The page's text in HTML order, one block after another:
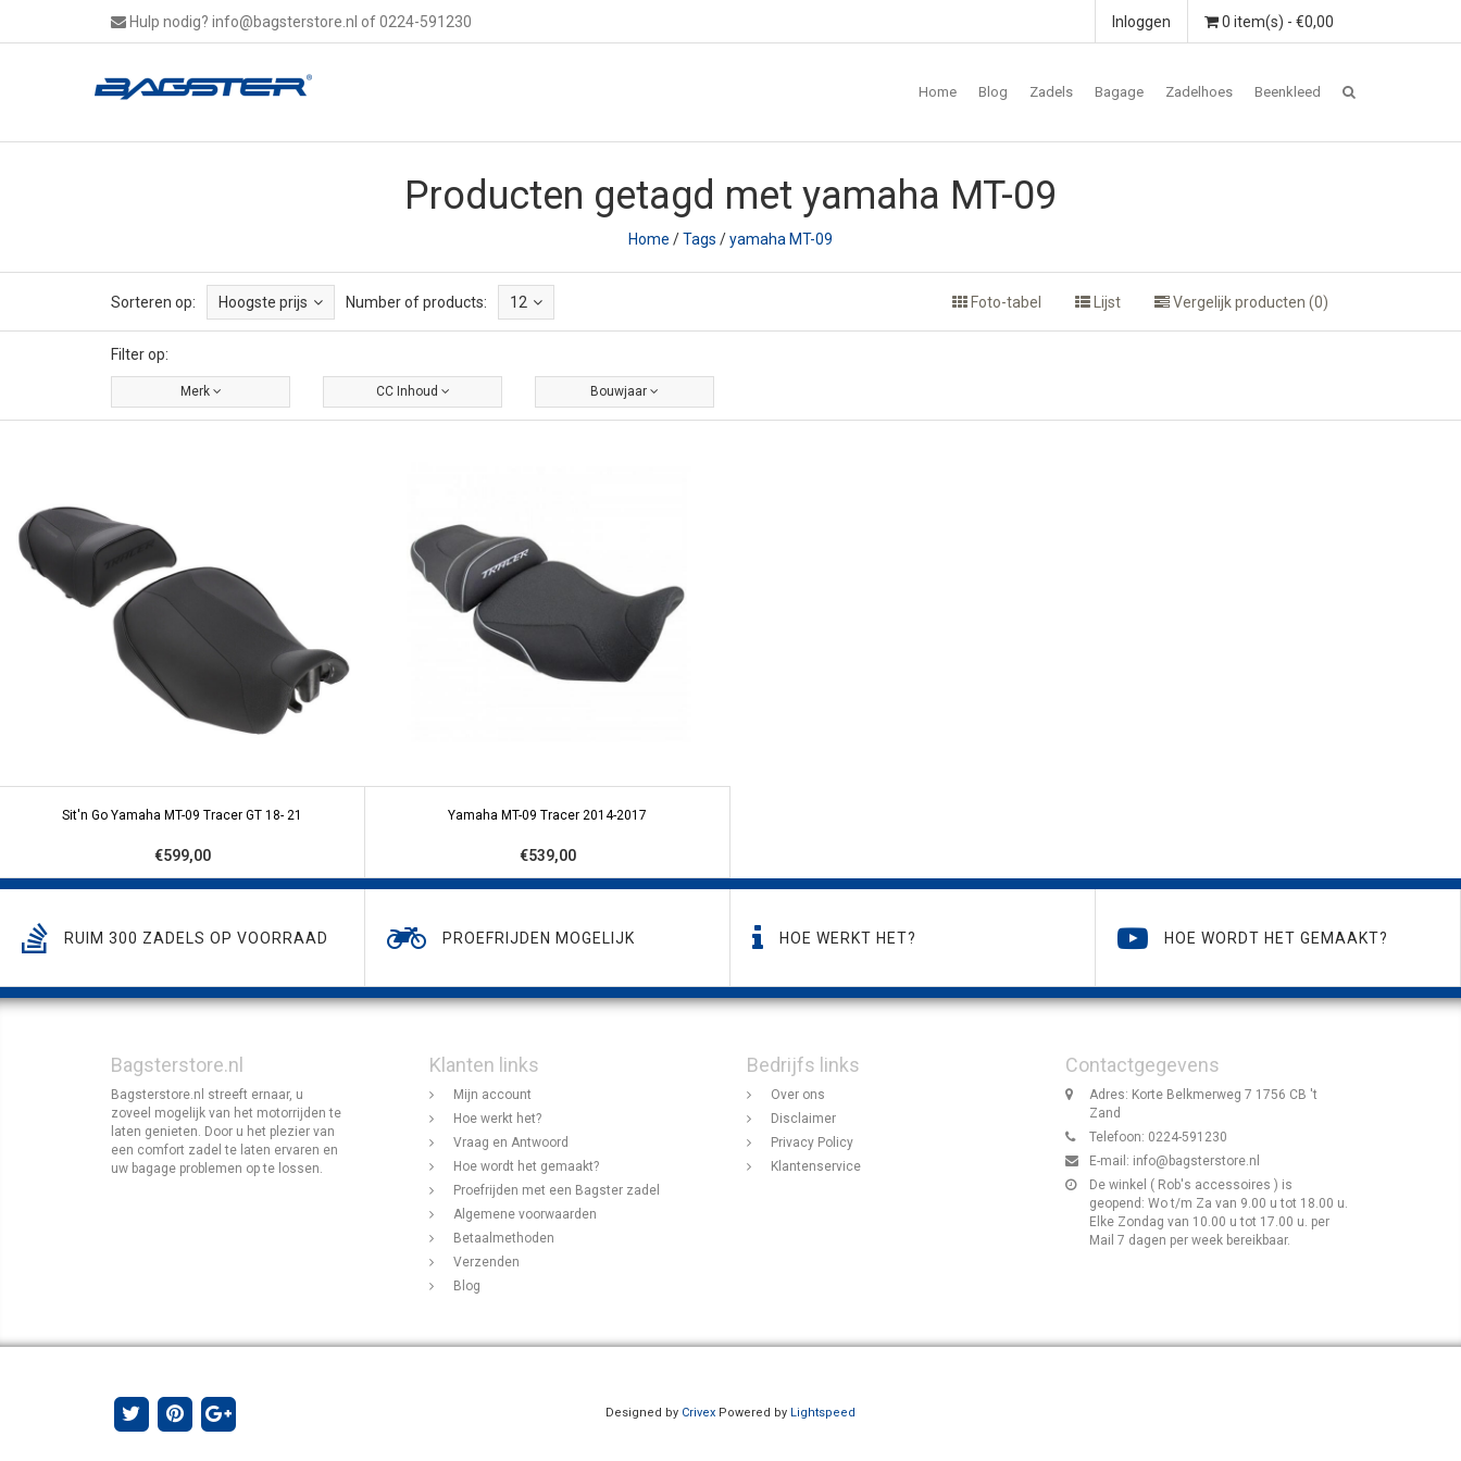
Hulp nodig? info@bagsterstore.nl of 0224-591230 0 item(s) - €0,00
Inloggen
Home Blog Zadels Bagage Zadelhoes Beenkleed
Producten getagd met yamaha MT-09
Home /Tags /yamaha MT-09
Sorteren op: Hoogste prijs Number of products: 12 Foto-tabel Lijst Vergelijk producten (0)
Filter op:
Merk CC Inhoud Bouwjaar
Sit'n Go Yamaha MT-09 Tracer GT 18- 21
€599,00
Yamaha MT-09 Tracer 2014-2017
€539,00
RUIM 300 ZADELS OP VOORRAAD PROEFRIJDEN MOGELIJK HOE WERKT HET? HOE WORDT HET GEMAAKT?
Bagsterstore.nl
Bagsterstore.nl streeft ernaar, u
zoveel mogelijk van het motorrijden te
laten genieten. Door u het plezier van
een comfort zadel te laten ervaren en
uw bagage problemen op te lossen.
Klanten links
Mijn account
Hoe werkt het?
Vraag en Antwoord
Hoe wordt het gemaakt?
Proefrijden met een Bagster zadel
Algemene voorwaarden
Betaalmethoden
Verzenden
Blog
Bedrijfs links
Over ons
Disclaimer
Privacy Policy
Klantenservice
Contactgegevens
Adres: Korte Belkmerweg 7 1756 CB 't
Zand
Telefoon: 0224-591230
E-mail: info@bagsterstore.nl
De winkel ( Rob's accessoires ) is
geopend: Wo t/m Za van 9.00 u tot 18.00 u.
Elke Zondag van 10.00 u tot 17.00 u. per
Mail 7 dagen per week bereikbaar.
Designed by Crivex Powered by Lightspeed